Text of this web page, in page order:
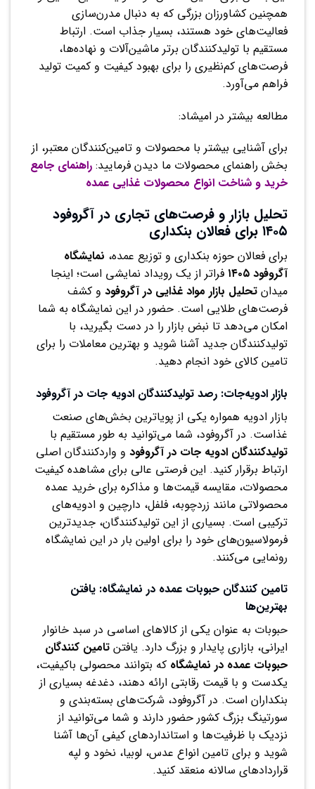
همچنین کشاورزان بزرگی که به دنبال مدرن‌سازی
فعالیت‌های خود هستند، بسیار جذاب است. ارتباط
مستقیم با تولیدکنندگان برتر ماشین‌آلات و نهاده‌ها،
فرصت‌های کم‌نظیری را برای بهبود کیفیت و کمیت تولید
فراهم می‌آورد.
مطالعه بیشتر در امیشاد:
برای آشنایی بیشتر با محصولات و تامین‌کنندگان معتبر، از
بخش راهنمای محصولات ما دیدن فرمایید: راهنمای جامع
خرید و شناخت انواع محصولات غذایی عمده
تحلیل بازار و فرصت‌های تجاری در آگروفود
۱۴۰۵ برای فعالان بنکداری
برای فعالان حوزه بنکداری و توزیع عمده، نمایشگاه
آگروفود ۱۴۰۵
فراتر از یک رویداد نمایشی است؛ اینجا
میدان تحلیل بازار مواد غذایی در آگروفود و کشف
فرصت‌های طلایی است. حضور در این نمایشگاه به شما
امکان می‌دهد تا نبض بازار را در دست بگیرید، با
تولیدکنندگان جدید آشنا شوید و بهترین معاملات را برای
تامین کالای خود انجام دهید.
بازار ادویه‌جات: رصد تولیدکنندگان ادویه جات در آگروفود
بازار ادویه همواره یکی از پویا‌ترین بخش‌های صنعت
غذاست. در آگروفود، شما می‌توانید به طور مستقیم با
تولیدکنندگان ادویه جات در آگروفود و واردکنندگان اصلی
ارتباط برقرار کنید. این فرصتی عالی برای مشاهده کیفیت
محصولات، مقایسه قیمت‌ها و مذاکره برای خرید عمده
محصولاتی مانند زردچوبه، فلفل، دارچین و ادویه‌های
ترکیبی است. بسیاری از این تولیدکنندگان، جدیدترین
فرمولاسیون‌های خود را برای اولین بار در این نمایشگاه
رونمایی می‌کنند.
تامین کنندگان حبوبات عمده در نمایشگاه: یافتن
بهترین‌ها
حبوبات به عنوان یکی از کالاهای اساسی در سبد خانوار
ایرانی، بازاری پایدار و بزرگ دارد. یافتن تامین کنندگان
حبوبات عمده در نمایشگاه که بتوانند محصولی باکیفیت،
یکدست و با قیمت رقابتی ارائه دهند، دغدغه بسیاری از
بنکداران است. در آگروفود، شرکت‌های بسته‌بندی و
سورتینگ بزرگ کشور حضور دارند و شما می‌توانید از
نزدیک با ظرفیت‌ها و استانداردهای کیفی آن‌ها آشنا
شوید و برای تامین انواع عدس، لوبیا، نخود و لپه
قراردادهای سالانه منعقد کنید.